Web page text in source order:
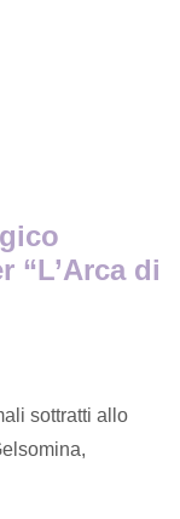
“L’Arca di
sottratti allo